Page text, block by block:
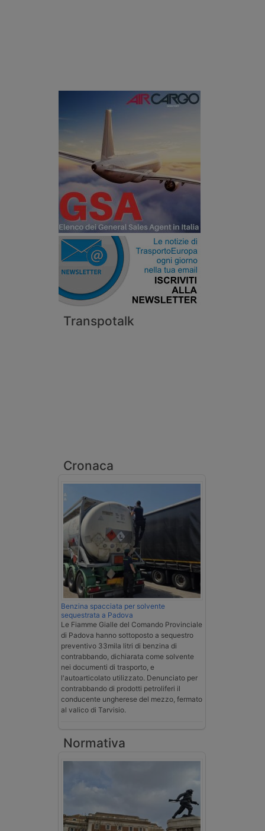
Transpotalk
Cronaca
Benzina spacciata per solvente
sequestrata a Padova
Le Fiamme Gialle del Comando Provinciale
di Padova hanno sottoposto a sequestro
preventivo 33mila litri di benzina di
contrabbando, dichiarata come solvente
nei documenti di trasporto, e
l'autoarticolato utilizzato. Denunciato per
contrabbando di prodotti petroliferi il
conducente ungherese del mezzo, fermato
al valico di Tarvisio.
Normativa